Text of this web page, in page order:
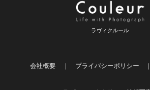
内にお申込みいただいた方ならもれなく、振袖・卒
業袴両プランともに追加料金を気にすることなくお
好きな衣装を自由に選んでいただけます。人気の衣
装は予約が埋まりやすいので、早めのお申し込みが
寄り添い、魅力を引き出すヘアメイク。婚礼の現場
ラヴィクルール
会社概要 ｜ プライバシーポリシー ｜